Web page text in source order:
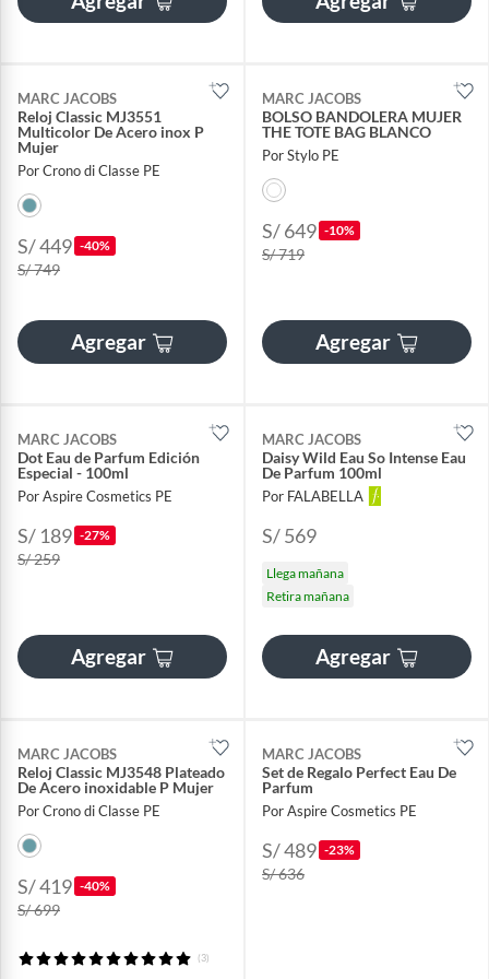
MARC JACOBS
Reloj Classic MJ3551
Multicolor De Acero inox P
Mujer
Por Crono di Classe PE
S/ 449 -40%
S/ 749
Agregar
MARC JACOBS
BOLSO BANDOLERA MUJER
THE TOTE BAG BLANCO
Por Stylo PE
S/ 649 -10%
S/ 719
Agregar
MARC JACOBS
Dot Eau de Parfum Edición
Especial - 100ml
Por Aspire Cosmetics PE
S/ 189 -27%
S/ 259
Agregar
MARC JACOBS
Daisy Wild Eau So Intense Eau
De Parfum 100ml
Por FALABELLA
S/ 569
Llega mañana
Retira mañana
Agregar
MARC JACOBS
Reloj Classic MJ3548 Plateado
De Acero inoxidable P Mujer
Por Crono di Classe PE
S/ 419 -40%
S/ 699
(3)
MARC JACOBS
Set de Regalo Perfect Eau De
Parfum
Por Aspire Cosmetics PE
S/ 489 -23%
S/ 636